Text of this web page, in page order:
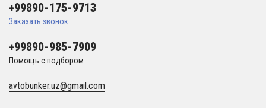
+99890-175-9713
Заказать звонок
+99890-985-7909
Помощь с подбором
avtobunker.uz@gmail.com